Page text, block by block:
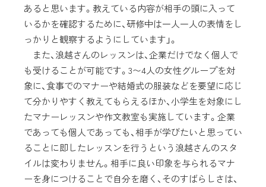
あると思います。教えている内容が相手の頭に入って
いるかを確認するために、研修中は一人一人の表情をし
っかりと観察するようにしています」。
また、浪越さんのレッスンは、企業だけでなく個人で
も受けることが可能です。3〜4人の女性グループを対
象に、食事でのマナーや結婚式の服装などを要望に応じ
て分かりやすく教えてもらえるほか、小学生を対象にし
たマナーレッスンや作文教室も実施しています。企業
であっても個人であっても、相手が学びたいと思ってい
ることに即したレッスンを行うという浪越さんのスタ
イルは変わりません。相手に良い印象を与られるマナ
ーを身につけることで自分を磨く、そのすばらしさは、